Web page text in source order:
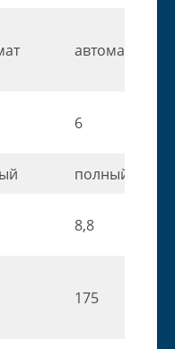
автомат
6
полный
8,8
175